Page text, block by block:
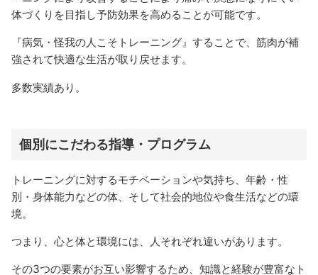
体づくりを目指し予防効果を高めることが可能です。
『病気・怪我の人こそトレーニング』することで、筋肉が補
強されて快適な生活が取り戻せます。
多数実績あり。
個別にこだわる指導・プログラム
トレーニングに対するモチベーションや気持ち、年齢・性
別・身体能力などの体、そして社会的地位や食生活などの環
境。
つまり、心と体と環境には、人それぞれ違いがあります。
その3つの要素がお互い影響するため、知識と経験が豊富なト